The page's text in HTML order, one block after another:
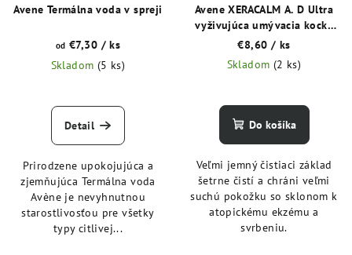
voAvene Termálna voda v spreji
od €7,30 / ks
Skladom (5 ks)
Detail
Prirodzene upokojujúca a
zjemňujúca Termálna voda
Avène je nevyhnutnou
starostlivosťou pre všetky
typy citlivej...
Avene XERACALM A. D Ultra
vyživujúca umývacia kocka
100 g
€8,60 / ks
Skladom (2 ks)
Do košíka
Veľmi jemný čistiaci základ
šetrne čistí a chráni veľmi
suchú pokožku so sklonom k
atopickému ekzému a
svrbeniu.